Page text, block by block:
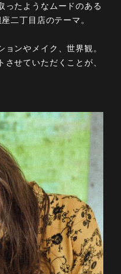
ったようなムードのある
二丁目店のテーマ。
ンやメイク、世界観。
せていただくことが、